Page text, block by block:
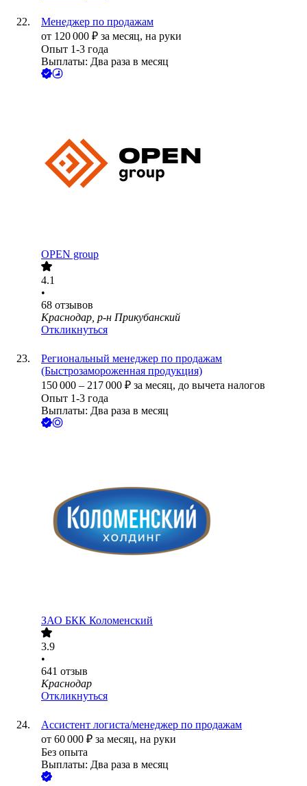
Менеджер по продажам
от 120 000 ₽ за месяц, на руки
Опыт 1-3 года
Выплаты: Два раза в месяц
OPEN group
4.1
•
68 отзывов
Краснодар, р-н Прикубанский
Откликнуться
Региональный менеджер по продажам
(Быстрозамороженная продукция)
150 000 – 217 000 ₽ за месяц, до вычета налогов
Опыт 1-3 года
Выплаты: Два раза в месяц
ЗАО БКК Коломенский
3.9
•
641 отзыв
Краснодар
Откликнуться
Ассистент логиста/менеджер по продажам
от 60 000 ₽ за месяц, на руки
Без опыта
Выплаты: Два раза в месяц